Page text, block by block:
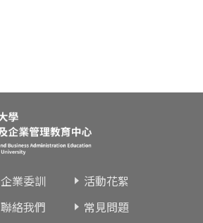
企業委訓
活動花絮
聯絡我們
常見問題